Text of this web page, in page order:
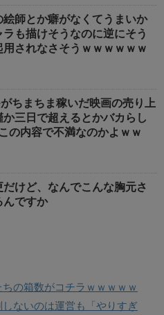
絵師とか癖がなくてうまいか
ラも描けそうなのに逆にそう
用されなさそうｗｗｗｗｗｗ
がちまちま稼いだ映画の売り上
か三日で超えるとかバカらし
の内容で不満なのかよｗｗ
だけど、なんでこんな胸元さ
んですか
ちの箱数がコチラｗｗｗｗｗ
しないのは運営も「やりすぎ